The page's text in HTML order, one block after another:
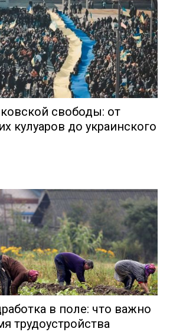
свободы: от
кулуаров до украинского
в поле: что важно
трудоустройства